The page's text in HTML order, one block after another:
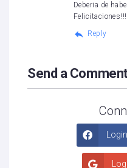
Deberia de
Reply
Send a